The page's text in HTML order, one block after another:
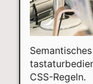
CSS-Regeln.